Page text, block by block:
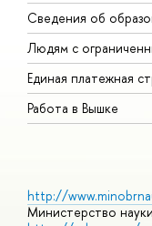
Сведения об
Людям с
Единая платежная
Работа в Вышке
http://
Министерство